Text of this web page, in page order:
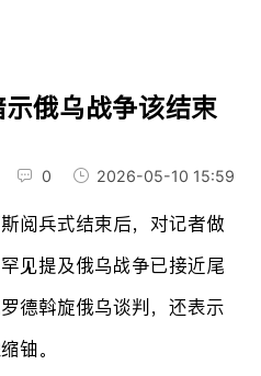
俄乌战争该结束
0 2026-05-10 15:59
阅兵式结束后，对记者做
见提及俄乌战争已接近尾
德斡旋俄乌谈判，还表示
铀。